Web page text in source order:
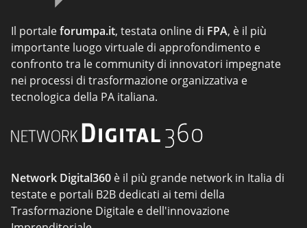
Il portaleforumpa.it, testata online di FPA, è il più
importante luogo virtuale di approfondimento e
confronto tra le community di innovatori impegnate
nei processi di trasformazione organizzativa e
tecnologica della PA italiana.
Network Digital360 è il più grande network in Italia di
testate e portali B2B dedicati ai temi della
Trasformazione Digitale e dell'innovazione